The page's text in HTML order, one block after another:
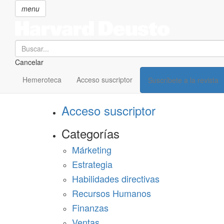
menu
Search
Cancelar
Hemeroteca Acceso suscriptor Suscríbete a la revista
SECCIONES
Suscríbete a Harvard Deusto
Acceso suscriptor
Categorías
Márketing
Estrategia
Habilidades directivas
Recursos Humanos
Finanzas